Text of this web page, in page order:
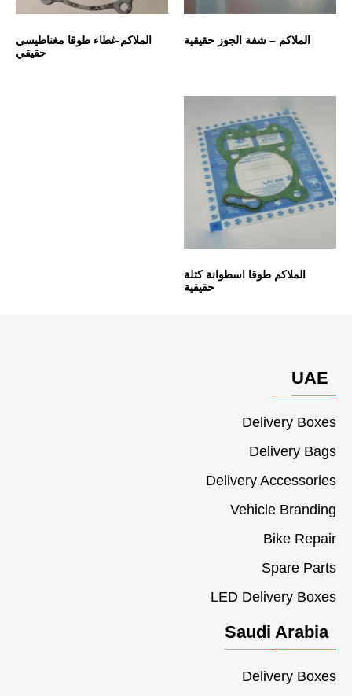
الملاكم – شفة الجوز حقيقية
الملاكم-غطاء طوقا مغناطيسي
حقيقي
الملاكم طوقا اسطوانة كتلة
حقيقية
UAE
Delivery Boxes
Delivery Bags
Delivery Accessories
Vehicle Branding
Bike Repair
Spare Parts
LED Delivery Boxes
Saudi Arabia
Delivery Boxes